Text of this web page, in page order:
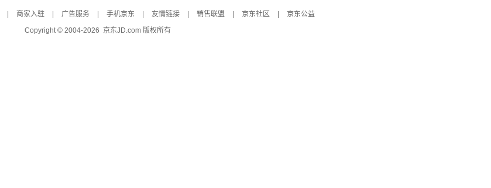
商家入驻 广告服务 手机京东 友情链接 销售联盟 京东社区
京东公益
Copyright © 2004-2026 京东JD.com 版权所有